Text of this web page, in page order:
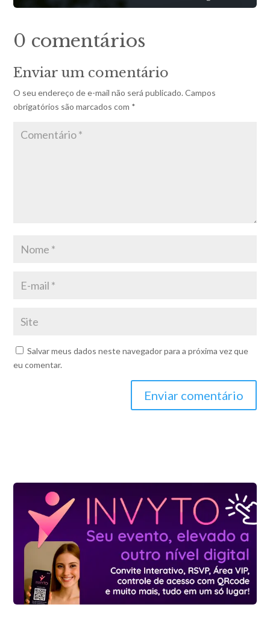
0 comentários
Enviar um comentário
O seu endereço de e-mail não será publicado. Campos
obrigatórios são marcados com *
Salvar meus dados neste navegador para a próxima vez que
eu comentar.
Enviar comentário